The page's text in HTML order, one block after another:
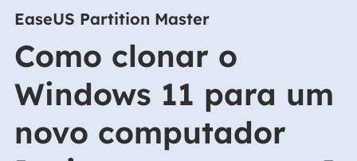
EaseUS Partition Master
Como clonar o
Windows 11 para um
novo computador